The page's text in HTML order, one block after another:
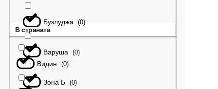
Бузлуджа (0)
Варуша (0)
Зона Б (0)
В страната
Видин (0)